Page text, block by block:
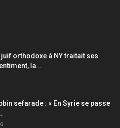
juif orthodoxe à NY traitait ses
la...
sefarade : « En Syrie se passe